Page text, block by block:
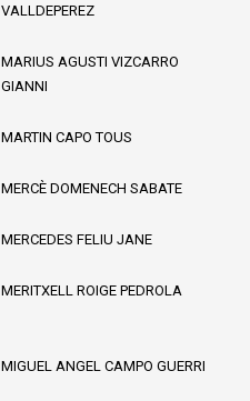
VALLDEPEREZ
MARIUS AGUSTI VIZCARRO
GIANNI
MARTIN CAPO TOUS
MERCÈ DOMENECH SABATE
MERCEDES FELIU JANE
MERITXELL ROIGE PEDROLA
MIGUEL ANGEL CAMPO GUERRI